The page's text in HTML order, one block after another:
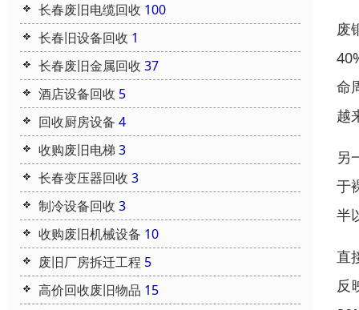
长春废旧电缆回收 100
长春旧设备回收 1
长春废旧金属回收 37
酒店设备回收 5
回收厨房设备 4
收购废旧电梯 3
长春变压器回收 3
制冷设备回收 3
收购废旧机械设备 10
废旧厂房拆迁工程 5
高价回收废旧物品 15
废
命
越
另
于
半
直
反